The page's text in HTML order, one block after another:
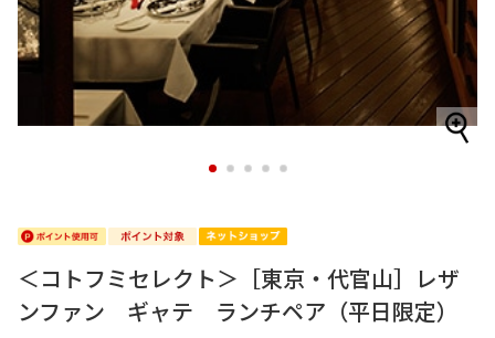
1 2 3 4 5
＜コトフミセレクト＞［東京・代官山］レザ
ンファン ギャテ ランチペア（平日限定）